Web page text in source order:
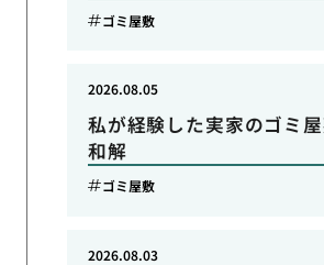
ゴミ屋敷
私が経験した実家のゴミ
和解
2026.08.05
ゴミ屋敷
2026.08.03